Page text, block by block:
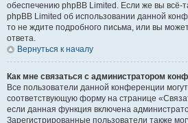
обеспечению phpBB Limited. Если же вы всё-
phpBB Limited об использовании данной
то не ждите подробного письма, или вы
ответа.
Вернуться к началу
Как мне связаться с администратором
Все пользователи данной конференции
соответствующую форму на странице
если данная функция включена
Зарегистрированные пользователи также